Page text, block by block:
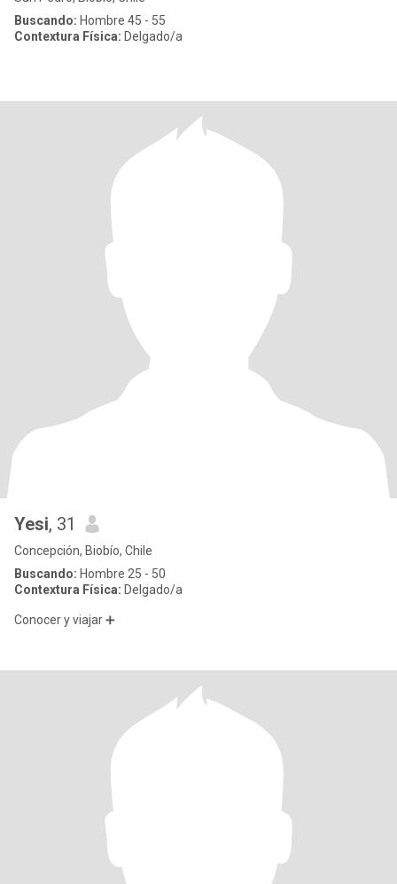
Buscando: Hombre 45 - 55
Contextura Física: Delgado/a
Yesi, 31
Concepción, Biobío, Chile
Buscando: Hombre 25 - 50
Contextura Física: Delgado/a
Conocer y viajar ➕️